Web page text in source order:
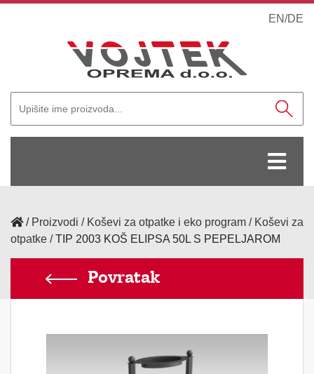
EN/DE
/ Proizvodi Koševi za otpatke i eko program
Koševi za
otpatke
TIP 2003 KOŠ ELIPSA 50L S PEPELJAROM
Povratak